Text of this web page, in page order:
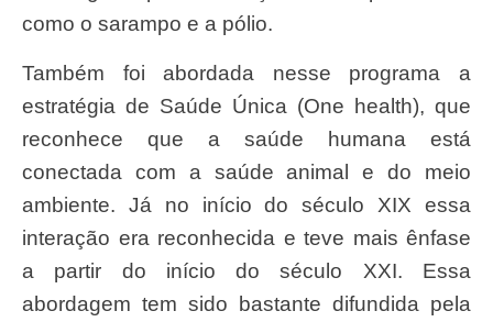
como o sarampo e a pólio.
Também foi abordada nesse programa a
estratégia de Saúde Única (One health), que
reconhece que a saúde humana está
conectada com a saúde animal e do meio
ambiente. Já no início do século XIX essa
interação era reconhecida e teve mais ênfase
a partir do início do século XXI. Essa
abordagem tem sido bastante difundida pela